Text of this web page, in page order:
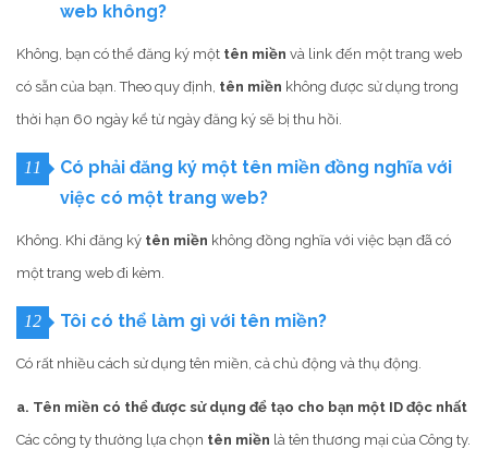
web không?
Không, bạn có thể đăng ký một tên miền và link đến một trang web
có sẵn của bạn. Theo quy định, tên miền không được sử dụng trong
thời hạn 60 ngày kể từ ngày đăng ký sẽ bị thu hồi.
11
Có phải đăng ký một tên miền đồng nghĩa với
việc có một trang web?
Không. Khi đăng ký tên miền không đồng nghĩa với việc bạn đã có
một trang web đi kèm.
12 Tôi có thể làm gì với tên miền?
Có rất nhiều cách sử dụng tên miền, cả chủ động và thụ động.
a. Tên miền có thể được sử dụng để tạo cho bạn một ID độc nhất
Các công ty thường lựa chọn tên miền là tên thương mại của Công ty.